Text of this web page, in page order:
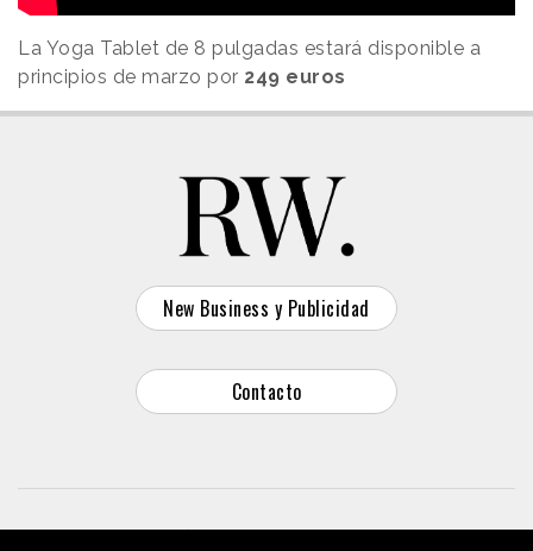
La Yoga Tablet de 8 pulgadas estará disponible a
principios de marzo por 249 euros
New Business y Publicidad
Contacto
© 2026 Reason Why